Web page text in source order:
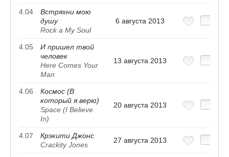
4.04
Встряхни мою
душу
Rock a My Soul
6 августа 2013
4.05
И пришел твой
человек
Here Comes Your
Man
13 августа 2013
4.06
Космос (В
который я верю)
Space (I Believe
In)
20 августа 2013
4.07
Крэкити Джонс
Crackity Jones
27 августа 2013